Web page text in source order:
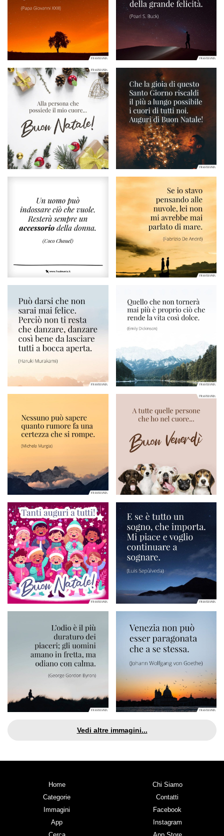
Vedi altre immagini...
Home
Categorie
Immagini
App
Chi Siamo
Contatti
Facebook
Instagram